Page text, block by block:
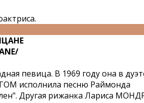
певица. В 1969 году она в
исполнила песню Раймонда
Другая рижанка Лариса